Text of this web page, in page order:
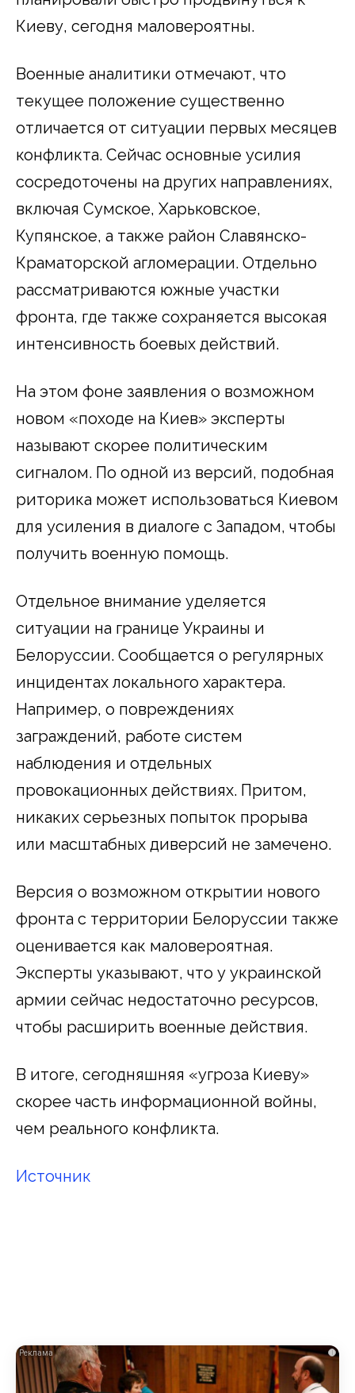
Киеву, сегодня маловероятны.
Военные аналитики отмечают, что
текущее положение существенно
отличается от ситуации первых месяцев
конфликта. Сейчас основные усилия
сосредоточены на других направлениях,
включая Сумское, Харьковское,
Купянское, а также район Славянско-
Краматорской агломерации. Отдельно
рассматриваются южные участки
фронта, где также сохраняется высокая
интенсивность боевых действий.
На этом фоне заявления о возможном
новом «походе на Киев» эксперты
называют скорее политическим
сигналом. По одной из версий, подобная
риторика может использоваться Киевом
для усиления в диалоге с Западом, чтобы
получить военную помощь.
Отдельное внимание уделяется
ситуации на границе Украины и
Белоруссии. Сообщается о регулярных
инцидентах локального характера.
Например, о повреждениях
заграждений, работе систем
наблюдения и отдельных
провокационных действиях. Притом,
никаких серьезных попыток прорыва
или масштабных диверсий не замечено.
Версия о возможном открытии нового
фронта с территории Белоруссии также
оценивается как маловероятная.
Эксперты указывают, что у украинской
армии сейчас недостаточно ресурсов,
чтобы расширить военные действия.
В итоге, сегодняшняя «угроза Киеву»
скорее часть информационной войны,
чем реального конфликта.
Источник
i